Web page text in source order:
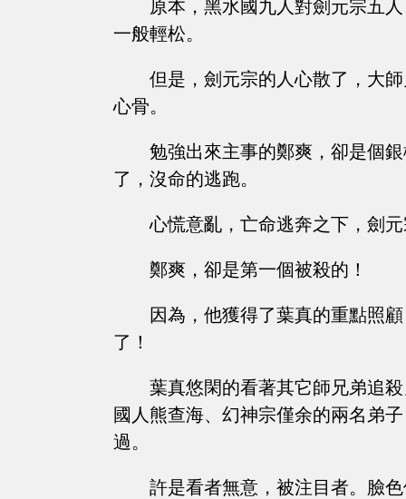
原本，黑水國九人對劍元宗五
一般輕松。
但是，劍元宗的人心散了，大
心骨。
勉強出來主事的鄭爽，卻是個
了，沒命的逃跑。
心慌意亂，亡命逃奔之下，劍
鄭爽，卻是第一個被殺的！
因為，他獲得了葉真的重點照
了！
葉真悠閑的看著其它師兄弟追
國人熊查海、幻神宗僅余的兩名弟
過。
許是看者無意，被注目者。臉